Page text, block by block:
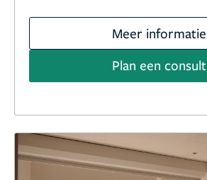
Meer informatie
Plan een consult